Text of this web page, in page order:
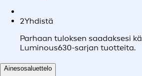
2Yhdistä
Parhaan tuloksen saadaksesi
Luminous630-sarjan tuotteita.
Ainesosaluettelo